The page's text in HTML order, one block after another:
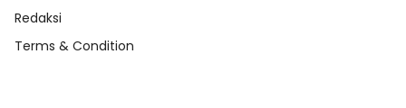
Redaksi
Terms & Condition